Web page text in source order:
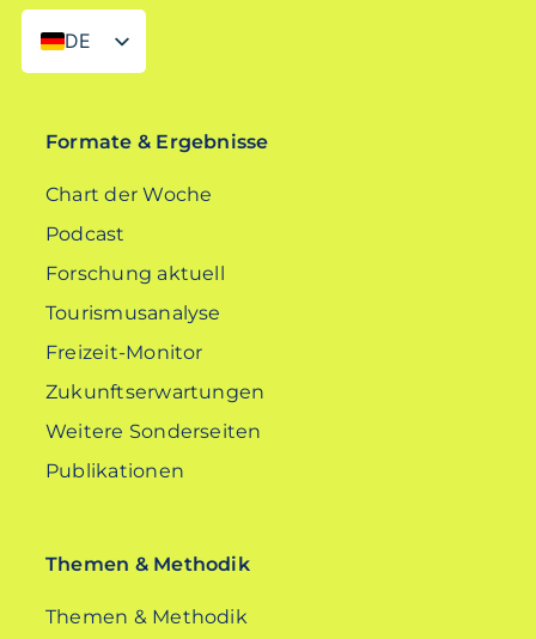
DE
EN
Formate & Ergebnisse
Chart der Woche
Podcast
Forschung aktuell
Tourismusanalyse
Freizeit-Monitor
Zukunftserwartungen
Weitere Sonderseiten
Publikationen
Themen & Methodik
Themen & Methodik